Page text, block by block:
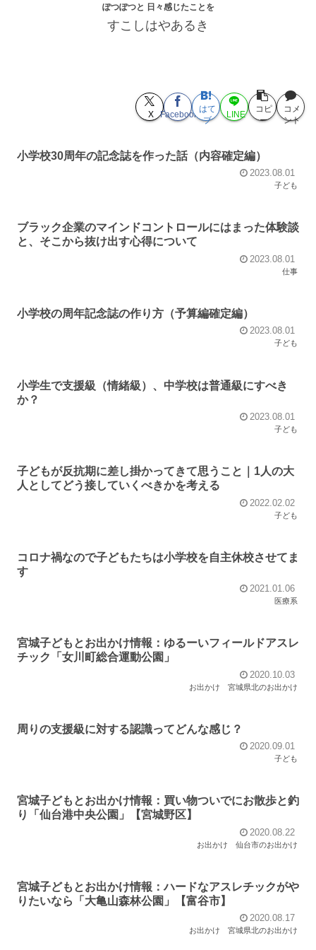
ぽつぽつと 日々感じたことを
すこしはやあるき
X Facebook
はて
ブ
LINE
コピ
ー
コメ
ント
小学校30周年の記念誌を作った話（内容確定編）
2023.08.01
子ども
ブラック企業のマインドコントロールにはまった体験談
と、そこから抜け出す心得について
2023.08.01
仕事
小学校の周年記念誌の作り方（予算編確定編）
2023.08.01
子ども
小学生で支援級（情緒級）、中学校は普通級にすべき
か？
2023.08.01
子ども
子どもが反抗期に差し掛かってきて思うこと｜1人の大
人としてどう接していくべきかを考える
2022.02.02
子ども
コロナ禍なので子どもたちは小学校を自主休校させてま
す
2021.01.06
医療系
宮城子どもとお出かけ情報：ゆるーいフィールドアスレ
チック「女川町総合運動公園」
2020.10.03
お出かけ 宮城県北のお出かけ
周りの支援級に対する認識ってどんな感じ？
2020.09.01
子ども
宮城子どもとお出かけ情報：買い物ついでにお散歩と釣
り「仙台港中央公園」【宮城野区】
2020.08.22
お出かけ 仙台市のお出かけ
宮城子どもとお出かけ情報：ハードなアスレチックがや
りたいなら「大亀山森林公園」【富谷市】
2020.08.17
お出かけ 宮城県北のお出かけ